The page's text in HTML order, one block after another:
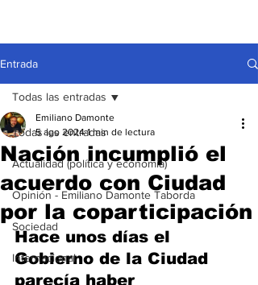
Entrada
Todas las entradas
Actualidad (política y economía)
Opinión - Emiliano Damonte Taborda
Sociedad
Internacional
Todas las entradas
Nación incumplió el
acuerdo con Ciudad
por la coparticipación
Emiliano Damonte
5 ago 2024 1 min de lectura
Hace unos días el
Gobierno de la Ciudad
parecía haber